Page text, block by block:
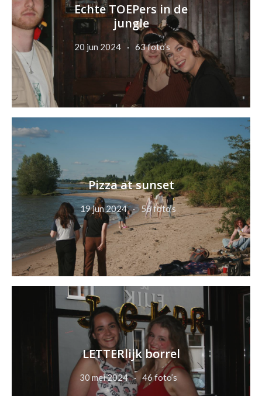
Echte TOEPers in de
jungle
20 jun 2024 63 foto’s
Pizza at sunset
19 jun 2024 56 foto’s
LETTERlijk borrel
30 mei 2024 46 foto’s